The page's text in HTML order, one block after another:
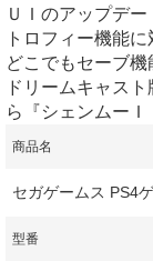
ＵＩのアップデー
トロフィー機能に
どこでもセーブ機
ドリームキャス
ら『シェンムー
商品名
セガゲームス PS4
型番